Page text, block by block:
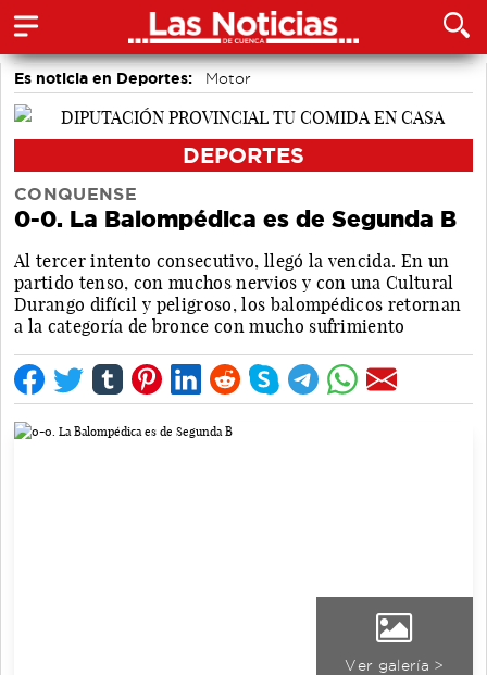
Es noticia en Deportes: Motor
DEPORTES
CONQUENSE
0-0. La Balompédica es de Segunda B
Al tercer intento consecutivo, llegó la vencida. En un
partido tenso, con muchos nervios y con una Cultural
Durango difícil y peligroso, los balompédicos retornan
a la categoría de bronce con mucho sufrimiento
Ver galería >